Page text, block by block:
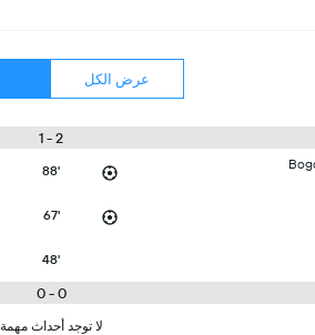
عرض الكل
2 - 1
88'
67'
48'
0 - 0
لا توجد أحداث مهمة